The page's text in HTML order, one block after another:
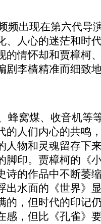
出现在第六代导
、人心的迷茫和时
的情怀却和贾樟柯
剧李樯精准而细致
窝煤、收音机等
的人们内心的共鸣
人物和灵魂留存下
脚印。贾樟柯的《
诗的作品中不断萎
出水面的《世界》
的，但时代的印记
感，但比《孔雀》